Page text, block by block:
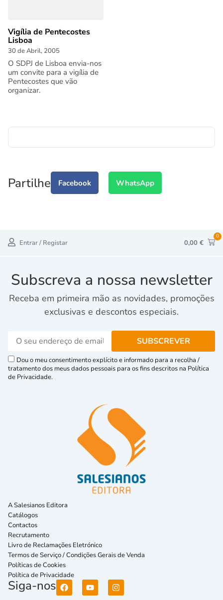
Vigília de Pentecostes
Lisboa
30 de Abril, 2005
O SDPJ de Lisboa envia-nos
um convite para a vigília de
Pentecostes que vão
organizar.
Partilhe Facebook WhatsApp
Entrar / Registar 0,00 €
0
Subscreva a nossa newsletter
Receba em primeira mão as novidades, promoções
exclusivas e descontos especiais.
Dou o meu consentimento explícito e informado para a recolha /
tratamento dos meus dados pessoais para os fins descritos na Política
de Privacidade.
A Salesianos Editora
Catálogos
Contactos
Recrutamento
Livro de Reclamações Eletrónico
Termos de Serviço / Condições Gerais de Venda
Políticas de Cookies
Política de Privacidade
Siga-nos